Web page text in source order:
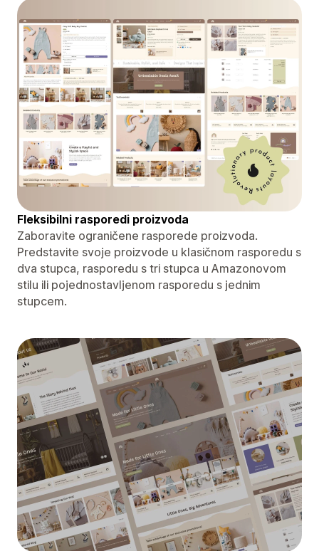
Fleksibilni rasporedi proizvoda
Zaboravite ograničene rasporede proizvoda.
Predstavite svoje proizvode u klasičnom rasporedu s
dva stupca, rasporedu s tri stupca u Amazonovom
stilu ili pojednostavljenom rasporedu s jednim
stupcem.